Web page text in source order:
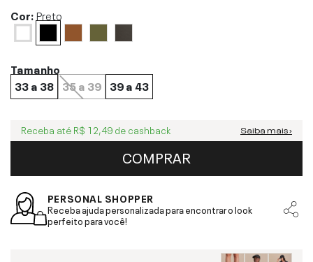
Cor:Preto
Tamanho
33 a 38 35 a 39 39 a 43
Receba até R$ 12,49 de cashback Saiba mais ›
COMPRAR
PERSONAL SHOPPER
Receba ajuda personalizada para encontrar o look
perfeito para você!